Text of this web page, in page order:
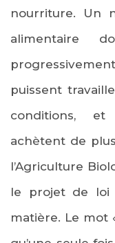
nourriture. Un
alimentaire
puissent
conditions,
achètent de
l’Agriculture
le projet de loi
matière. Le mot